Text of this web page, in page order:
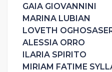
GAIA GIOVANNINI
MARINA LUBIAN
LOVETH
ALESSIA ORRO
ILARIA SPIRITO
MIRIAM FATIME